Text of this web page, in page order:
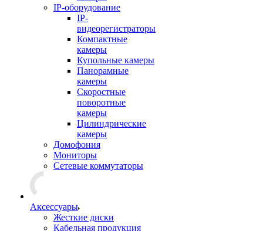
IP-оборудование
IP-
видеорегистраторы
Компактные
камеры
Купольные камеры
Панорамные
камеры
Скоростные
поворотные
камеры
Цилиндрические
камеры
Домофония
Мониторы
Сетевые коммутаторы
Аксессуары
Жесткие диски
Кабельная продукция